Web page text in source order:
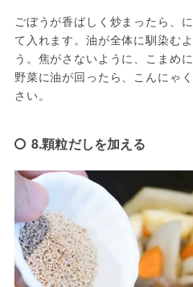
ごぼうが香ばしく炒まったら、
て入れます。油が全体に馴染む
う。焦がさないように、こまめ
野菜に油が回ったら、こんにゃ
さい。
8.顆粒だしを加える